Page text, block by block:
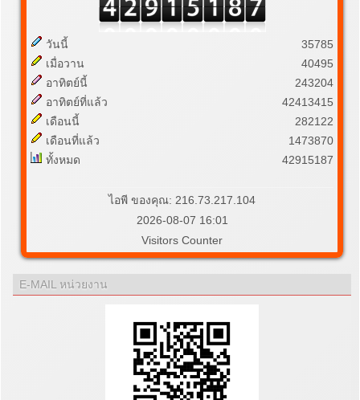
วันนี้
เมื่อวาน
อาทิตย์นี้
อาทิตย์ที่แล้ว
เดือนนี้
เดือนที่แล้ว
ทั้งหมด
35785
40495
243204
42413415
282122
1473870
42915187
ไอพี ของคุณ: 216.73.217.104
2026-08-07 16:01
Visitors Counter
E-MAIL หน่วยงาน